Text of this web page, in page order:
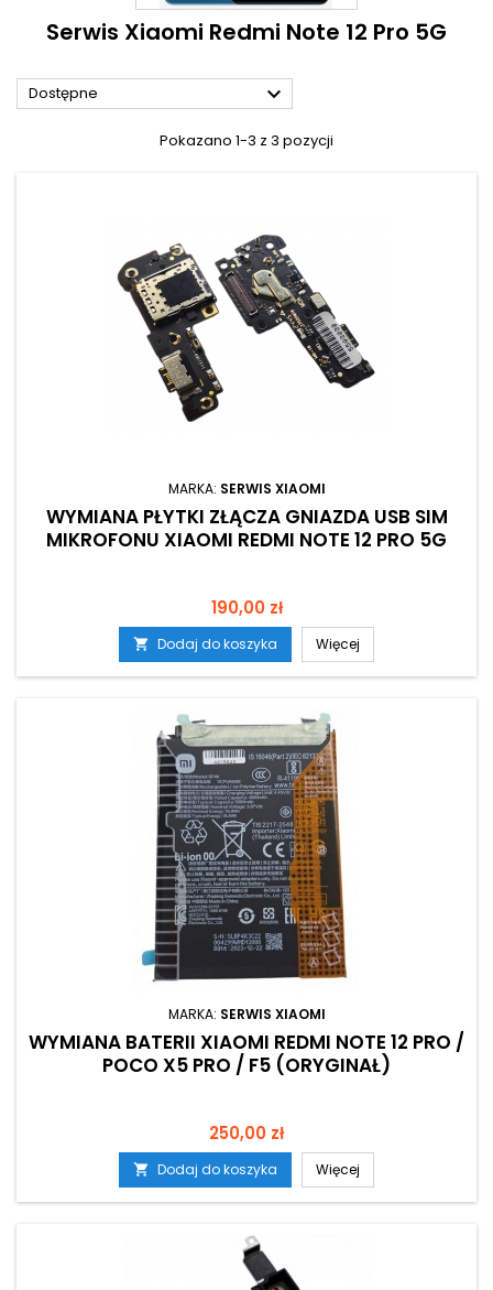
Serwis Xiaomi Redmi Note 12 Pro 5G
Dostępne 
Pokazano 1-3 z 3 pozycji
MARKA: SERWIS XIAOMI
WYMIANA PŁYTKI ZŁĄCZA GNIAZDA USB SIM
MIKROFONU XIAOMI REDMI NOTE 12 PRO 5G
Cena
190,00 zł
 Dodaj do koszyka Więcej
MARKA: SERWIS XIAOMI
WYMIANA BATERII XIAOMI REDMI NOTE 12 PRO /
POCO X5 PRO / F5 (ORYGINAŁ)
Cena
250,00 zł
 Dodaj do koszyka Więcej